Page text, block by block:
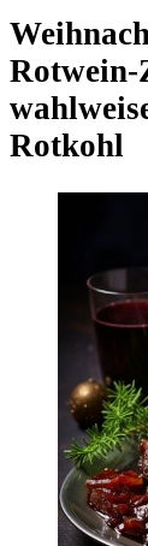
Rotwein-
Rotkohl